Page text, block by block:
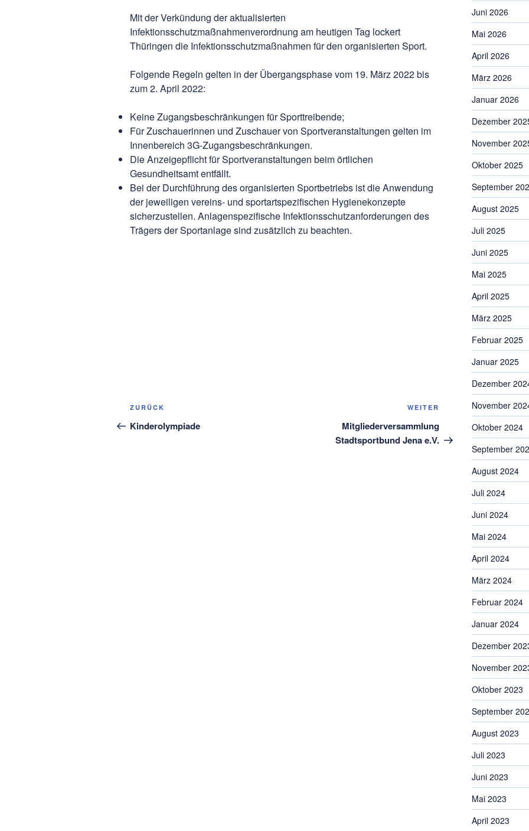
Mit der Verkündung der aktualisierten
Infektionsschutzmaßnahmenverordnung am heutigen Tag lockert
Thüringen die Infektionsschutzmaßnahmen für den organisierten Sport.
Folgende Regeln gelten in der Übergangsphase vom 19. März 2022 bis
zum 2. April 2022:
Keine Zugangsbeschränkungen für Sporttreibende;
Für Zuschauerinnen und Zuschauer von Sportveranstaltungen gelten im
Innenbereich 3G-Zugangsbeschränkungen.
Die Anzeigepflicht für Sportveranstaltungen beim örtlichen
Gesundheitsamt entfällt.
Bei der Durchführung des organisierten Sportbetriebs ist die Anwendung
der jeweiligen vereins- und sportartspezifischen Hygienekonzepte
sicherzustellen. Anlagenspezifische Infektionsschutzanforderungen des
Trägers der Sportanlage sind zusätzlich zu beachten.
Beitragsnavigation
Vorheriger
Beitrag
ZURÜCK
Kinderolympiade
Nächster
Beitrag
WEITER
Mitgliederversammlung
Stadtsportbund Jena e.V.
Juni 2026
Mai 2026
April 2026
März 2026
Januar 2026
Dezember
November
Oktober 2025
September
August 2025
Juli 2025
Juni 2025
Mai 2025
April 2025
März 2025
Februar 2025
Januar 2025
Dezember
November
Oktober 2024
September
August 2024
Juli 2024
Juni 2024
Mai 2024
April 2024
März 2024
Februar 2024
Januar 2024
Dezember
November
Oktober 2023
September
August 2023
Juli 2023
Juni 2023
Mai 2023
April 2023